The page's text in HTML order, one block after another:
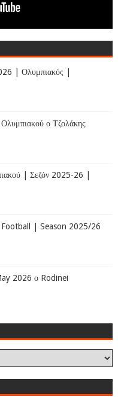
| Ολυμπιακός |
ο Τζολάκης
| Σεζόν 2025-26 |
| Season 2025/26
2026 ο Rodinei